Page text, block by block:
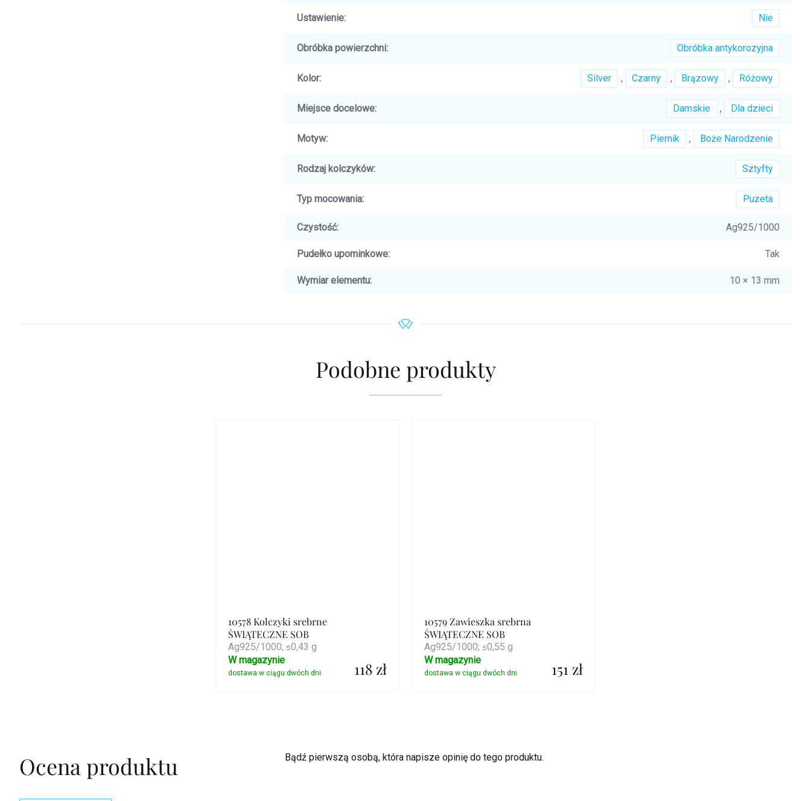
Ustawienie: Nie
Obróbka powierzchni: Obróbka antykorozyjna
Kolor: Silver , Czarny , Brązowy , Różowy
Miejsce docelowe: Damskie , Dla dzieci
Motyw: Piernik , Boże Narodzenie
Rodzaj kolczyków: Sztyfty
Typ mocowania: Puzeta
Czystość: Ag925/1000
Pudełko upominkowe: Tak
Wymiar elementu: 10 × 13 mm
Podobne produkty
10578 Kolczyki srebrne
ŚWIĄTECZNE SOB
Ag925/1000; ≤0,43 g
118 zł
W magazynie
10579 Zawieszka srebrna
ŚWIĄTECZNE SOB
Ag925/1000; ≤0,55 g
151 zł
W magazynie
Ocena produktu Bądź pierwszą osobą, która napisze opinię do tego produktu.